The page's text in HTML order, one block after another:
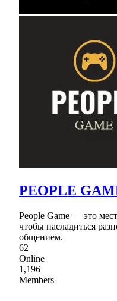
PEOPLE
People Game — это
чтобы насладиться
общением.
62
Online
1,196
Members